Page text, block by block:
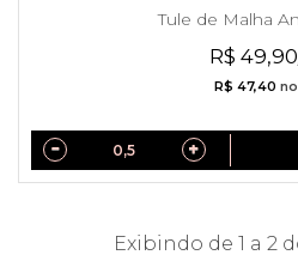
Tule de Malha
R$
R$ 47,40
Exibindo de 1 a 2